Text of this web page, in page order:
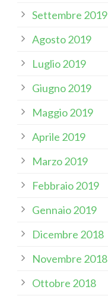
Settembre 2019
Agosto 2019
Luglio 2019
Giugno 2019
Maggio 2019
Aprile 2019
Marzo 2019
Febbraio 2019
Gennaio 2019
Dicembre 2018
Novembre 2018
Ottobre 2018